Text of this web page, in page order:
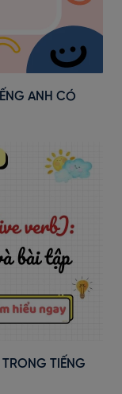
ANH CÓ
TIẾNG